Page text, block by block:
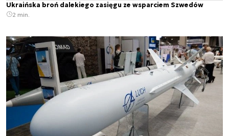
Ukraińska broń dalekiego zasięgu ze wsparciem Szwedów
2 min.